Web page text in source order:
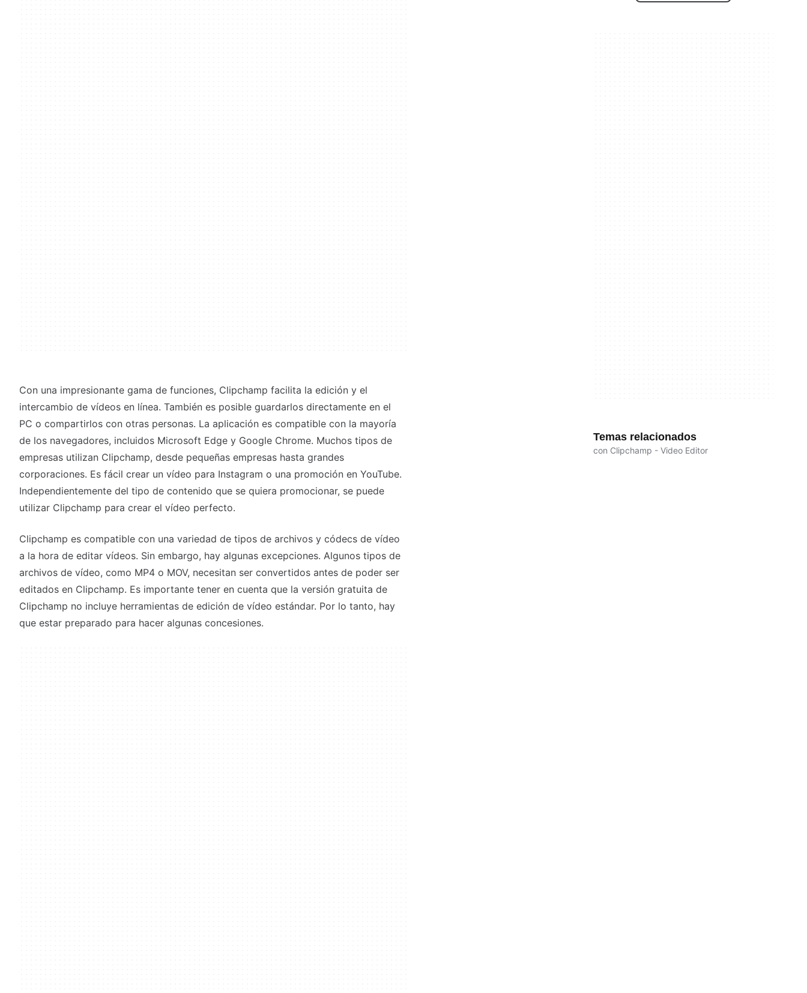
Con una impresionante gama de funciones, Clipchamp facilita la edición y el
intercambio de vídeos en línea. También es posible guardarlos directamente en el
PC o compartirlos con otras personas. La aplicación es compatible con la mayoría
de los navegadores, incluidos Microsoft Edge y Google Chrome. Muchos tipos de
empresas utilizan Clipchamp, desde pequeñas empresas hasta grandes
corporaciones. Es fácil crear un vídeo para Instagram o una promoción en YouTube.
Independientemente del tipo de contenido que se quiera promocionar, se puede
utilizar Clipchamp para crear el vídeo perfecto.
Clipchamp es compatible con una variedad de tipos de archivos y códecs de vídeo
a la hora de editar vídeos. Sin embargo, hay algunas excepciones. Algunos tipos de
archivos de vídeo, como MP4 o MOV, necesitan ser convertidos antes de poder ser
editados en Clipchamp. Es importante tener en cuenta que la versión gratuita de
Clipchamp no incluye herramientas de edición de vídeo estándar. Por lo tanto, hay
que estar preparado para hacer algunas concesiones.
Temas relacionados
con Clipchamp - Video Editor